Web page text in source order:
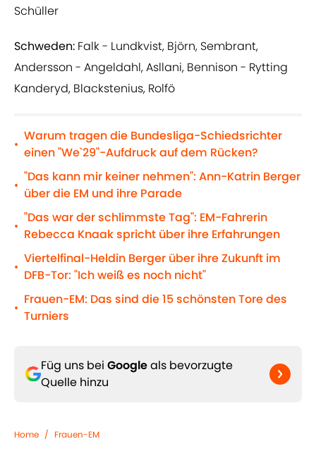
Schüller
Schweden: Falk - Lundkvist, Björn, Sembrant,
Andersson - Angeldahl, Asllani, Bennison - Rytting
Kanderyd, Blackstenius, Rolfö
•
Warum tragen die Bundesliga-Schiedsrichter
einen "We`29"-Aufdruck auf dem Rücken?
•
"Das kann mir keiner nehmen": Ann-Katrin Berger
über die EM und ihre Parade
•
"Das war der schlimmste Tag": EM-Fahrerin
Rebecca Knaak spricht über ihre Erfahrungen
•
Viertelfinal-Heldin Berger über ihre Zukunft im
DFB-Tor: "Ich weiß es noch nicht"
•
Frauen-EM: Das sind die 15 schönsten Tore des
Turniers
Füg uns bei Googleals bevorzugte
Quelle hinzu
Home / Frauen-EM